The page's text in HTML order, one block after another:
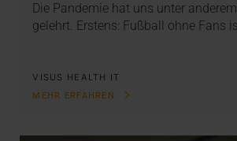
Die Pandemie hat uns unter
gelehrt. Erstens: Fußball ohne Fans
VISUS HEALTH IT
MEHR ERFAHREN